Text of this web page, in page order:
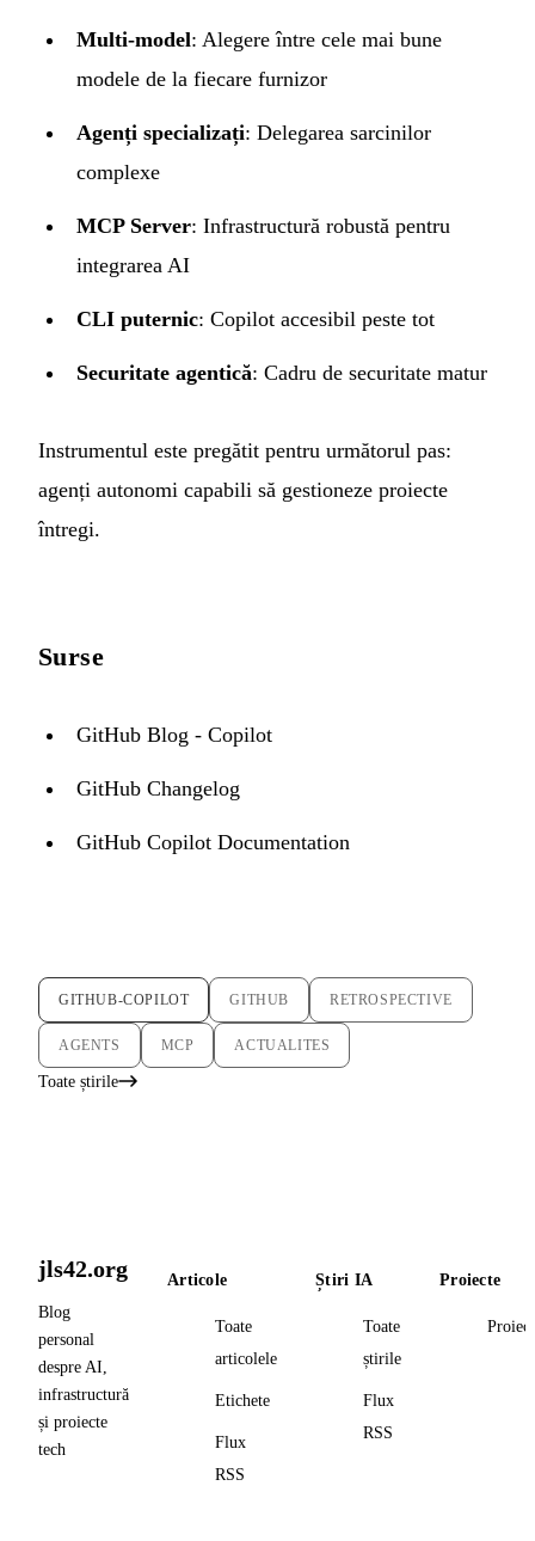
Multi-model: Alegere între cele mai bune
modele de la fiecare furnizor
Agenți specializați: Delegarea sarcinilor
complexe
MCP Server: Infrastructură robustă pentru
integrarea AI
CLI puternic: Copilot accesibil peste tot
Securitate agentică: Cadru de securitate matur
Instrumentul este pregătit pentru următorul pas:
agenți autonomi capabili să gestioneze proiecte
întregi.
Surse
GitHub Blog - Copilot
GitHub Changelog
GitHub Copilot Documentation
GITHUB-COPILOT GITHUB RETROSPECTIVE
AGENTS MCP ACTUALITES
Toate știrile
jls42.org
Blog
personal
despre AI,
infrastructură
și proiecte
tech
Articole
Toate
articolele
Etichete
Flux
RSS
Știri IA
Toate
știrile
Flux
RSS
Proiecte